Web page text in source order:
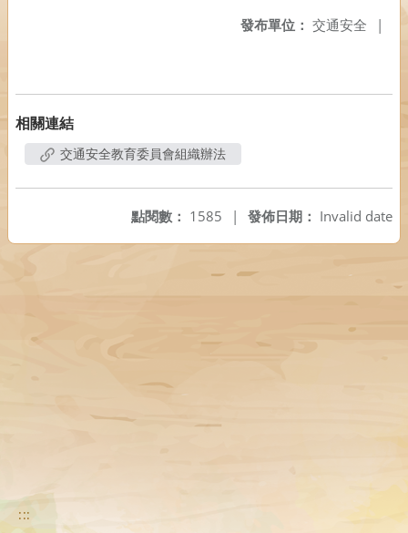
發布單位： 交通安全 |
相關連結
交通安全教育委員會組織辦法
發佈日期： Invalid date
點閱數： 1585 |
:::